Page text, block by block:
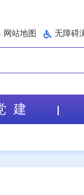
网站地图 无障碍
建